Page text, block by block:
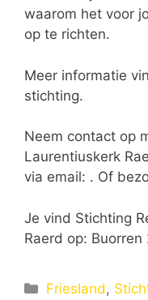
waarom het voor
op te richten.
Meer informatie
stichting.
Neem contact op
Laurentiuskerk
via email: . Of
Je vind Stichting
Raerd op:
Categorieën
Friesland ,